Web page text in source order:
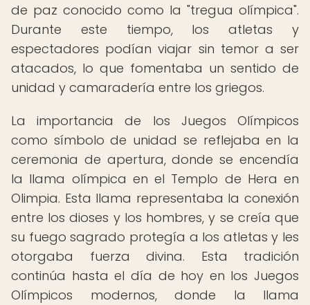
de paz conocido como la "tregua olímpica".
Durante este tiempo, los atletas y
espectadores podían viajar sin temor a ser
atacados, lo que fomentaba un sentido de
unidad y camaradería entre los griegos.
La importancia de los Juegos Olímpicos
como símbolo de unidad se reflejaba en la
ceremonia de apertura, donde se encendía
la llama olímpica en el Templo de Hera en
Olimpia. Esta llama representaba la conexión
entre los dioses y los hombres, y se creía que
su fuego sagrado protegía a los atletas y les
otorgaba fuerza divina. Esta tradición
continúa hasta el día de hoy en los Juegos
Olímpicos modernos, donde la llama